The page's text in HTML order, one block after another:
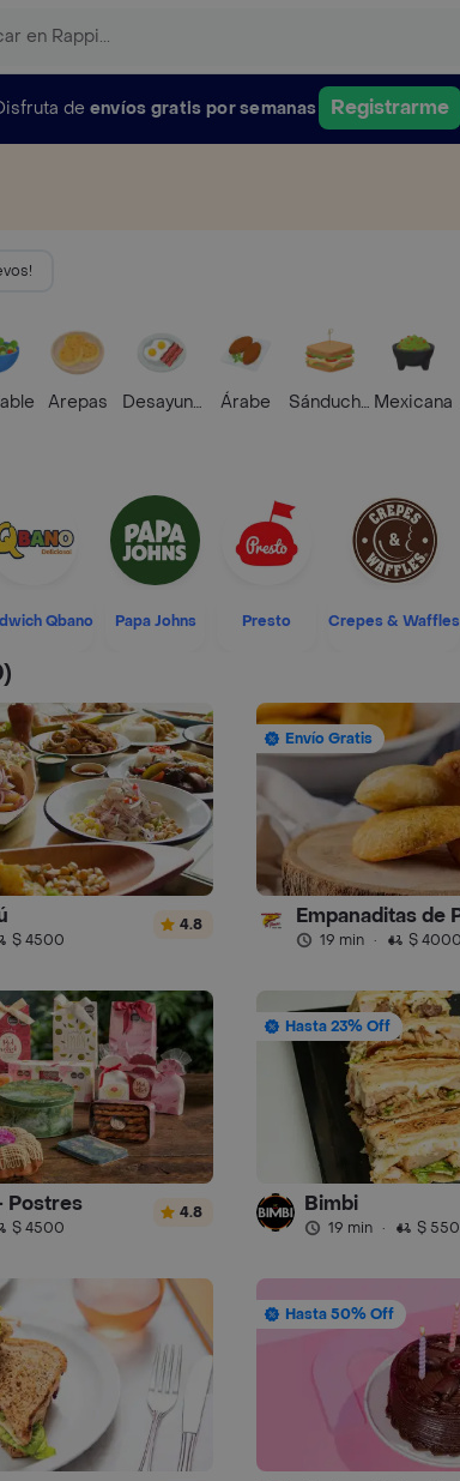
de envíos gratis por semanas Registrarme
Arepas Desayunos Árabe SánduchesMexicana
Qbano Papa Johns Presto Crepes & Waffles
$ 4500
4.8
Envío Gratis
19 min · $ 4000
Postres
$ 4500
4.8
Hasta 23% Off
Bimbi
19 min · $
Hasta 50% Off